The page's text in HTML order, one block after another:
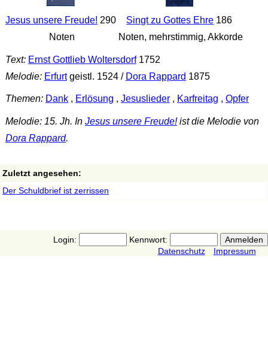
Jesus unsere Freude! 290
Noten
Singt zu Gottes Ehre 186
Noten, mehrstimmig, Akkorde
Text: Ernst Gottlieb Woltersdorf1752
Melodie: Erfurtgeistl. 1524 / Dora Rappard 1875
Themen: Dank, Erlösung , Jesuslieder, Karfreitag , Opfer
Melodie: 15. Jh. In Jesus unsere Freude!ist die Melodie von
Dora Rappard.
Zuletzt angesehen:
Der Schuldbrief ist zerrissen
Login:
Kennwort:
Datenschutz
Impressum